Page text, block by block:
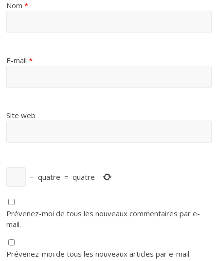
Nom*
E-mail*
Site web
− quatre = quatre
Prévenez-moi de tous les nouveaux commentaires par e-
mail.
Prévenez-moi de tous les nouveaux articles par e-mail.